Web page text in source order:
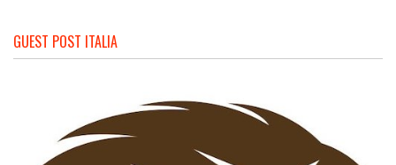
GUEST POST ITALIA